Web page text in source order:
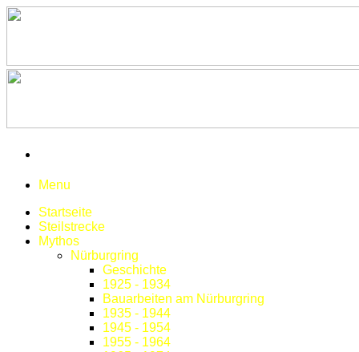
Menu
Startseite
Steilstrecke
Mythos
Nürburgring
Geschichte
1925 - 1934
Bauarbeiten am Nürburgring
1935 - 1944
1945 - 1954
1955 - 1964